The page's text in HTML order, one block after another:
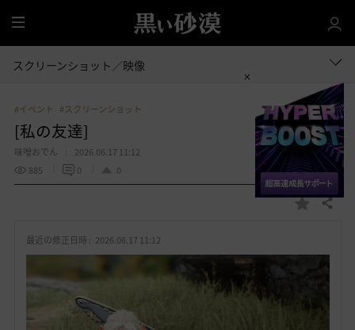
全
体
スクリーンショット／映像
#イベント #スクリーンショット
[私の友達]
味噌おでん
2026.06.17 11:12
885
0 0
お 共有する
最近の修正日時 : 2026.06.17 11:12